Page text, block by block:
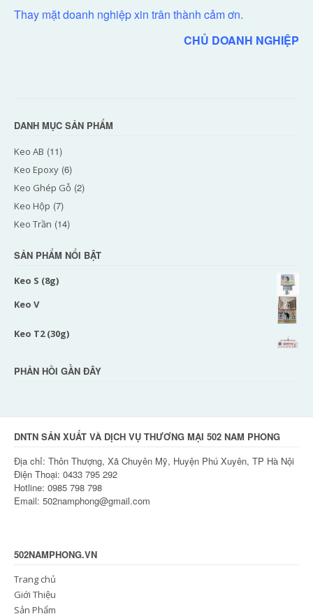
Thay mặt doanh nghiệp xin trân thành cảm ơn.
CHỦ DOANH NGHIỆP
DANH MỤC SẢN PHẨM
Keo AB (11)
Keo Epoxy (6)
Keo Ghép Gỗ (2)
Keo Hộp (7)
Keo Trần (14)
SẢN PHẨM NỔI BẬT
Keo S (8g)
Keo V
Keo T2 (30g)
PHẢN HỒI GẦN ĐÂY
DNTN SẢN XUẤT VÀ DỊCH VỤ THƯƠNG MẠI 502 NAM PHONG
Địa chỉ: Thôn Thượng, Xã Chuyên Mỹ, Huyện Phú Xuyên, TP Hà Nội
Điện Thoại: 0433 795 292
Hotline: 0985 798 798
Email: 502namphong@gmail.com
502NAMPHONG.VN
Trang chủ
Giới Thiệu
Sản Phẩm